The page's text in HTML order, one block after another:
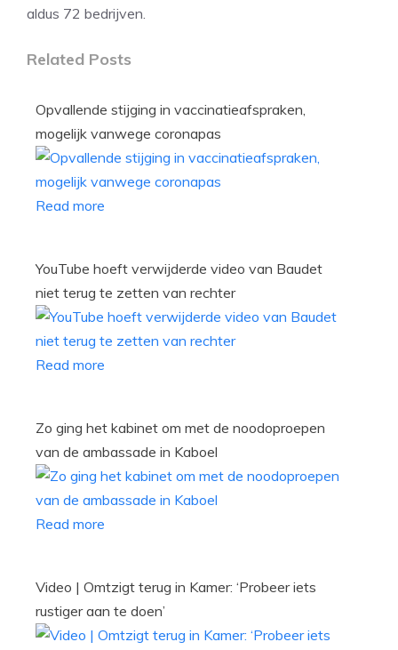
aldus 72 bedrijven.
Related Posts
Opvallende stijging in vaccinatieafspraken,
mogelijk vanwege coronapas
Read more
YouTube hoeft verwijderde video van Baudet
niet terug te zetten van rechter
Read more
Zo ging het kabinet om met de noodoproepen
van de ambassade in Kaboel
Read more
Video | Omtzigt terug in Kamer: ‘Probeer iets
rustiger aan te doen’